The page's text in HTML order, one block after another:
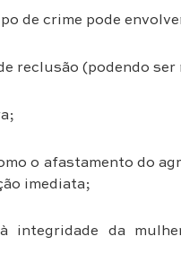
de crime pode
reclusão (podendo
o afastamento do
imediata;
integridade da